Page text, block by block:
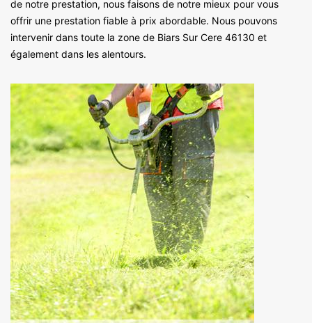
de notre prestation, nous faisons de notre mieux pour vous
offrir une prestation fiable à prix abordable. Nous pouvons
intervenir dans toute la zone de Biars Sur Cere 46130 et
également dans les alentours.